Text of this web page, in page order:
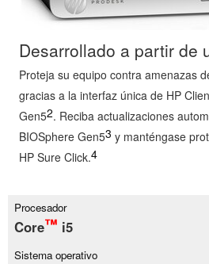
Desarrollado a partir de
Proteja su equipo contra amenazas
gracias a la interfaz única de HP
Gen52. Reciba actualizaciones
BIOSphere Gen53 y manténgase
HP Sure Click.4
Procesador
Core™ i5
Sistema operativo